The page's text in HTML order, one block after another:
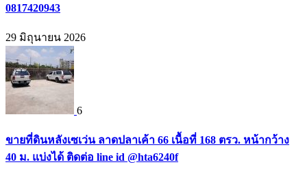
0817420943
29 มิถุนายน 2026
6
ขายที่ดินหลังเซเว่น ลาดปลาเค้า 66 เนื้อที่ 168 ตรว. หน้ากว้าง
40 ม. แบ่งได้ ติดต่อ line id @hta6240f